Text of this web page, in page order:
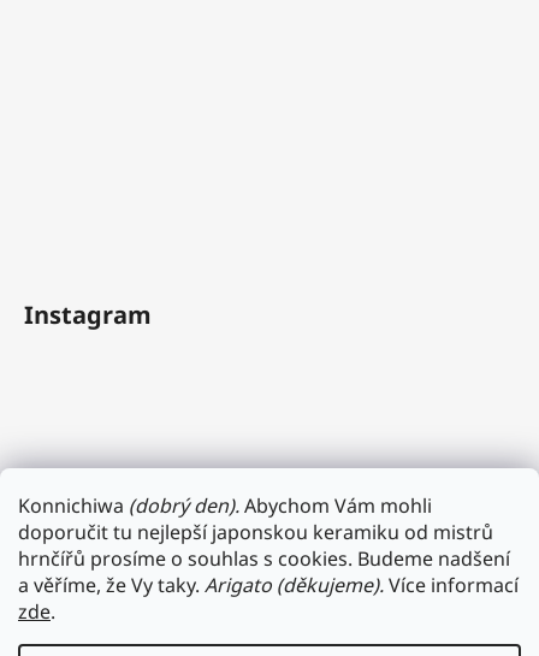
Konnichiwa (dobrý den).Abychom Vám mohli
doporučit tu nejlepší japonskou keramiku od mistrů
hrnčířů prosíme o souhlas s cookies. Budeme nadšení
a věříme, že Vy taky. Arigato (děkujeme).Více informací
zde.
Instagram